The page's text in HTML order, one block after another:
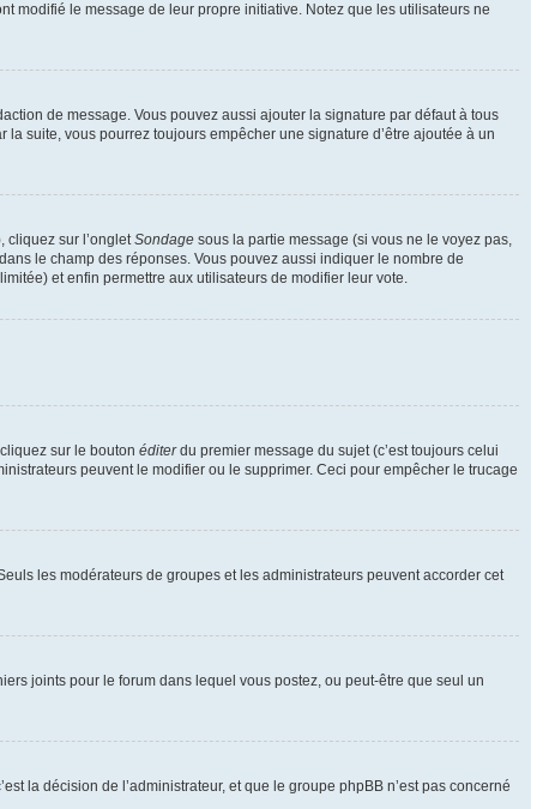
modifié le message de leur propre initiative. Notez que les utilisateurs ne
de message. Vous pouvez aussi ajouter la signature par défaut à tous
la suite, vous pourrez toujours empêcher une signature d’être ajoutée à un
cliquez sur l’ongletSondage sous la partie message (si vous ne le voyez pas,
le champ des réponses. Vous pouvez aussi indiquer le nombre de
et enfin permettre aux utilisateurs de modifier leur vote.
sur le bouton éditerdu premier message du sujet (c’est toujours celui
peuvent le modifier ou le supprimer. Ceci pour empêcher le trucage
les modérateurs de groupes et les administrateurs peuvent accorder cet
joints pour le forum dans lequel vous postez, ou peut-être que seul un
la décision de l’administrateur, et que le groupe phpBB n’est pas concerné